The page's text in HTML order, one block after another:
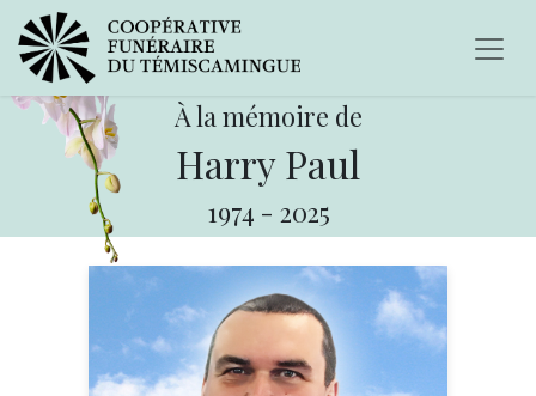
À la mémoire de
Harry Paul
1974 - 2025